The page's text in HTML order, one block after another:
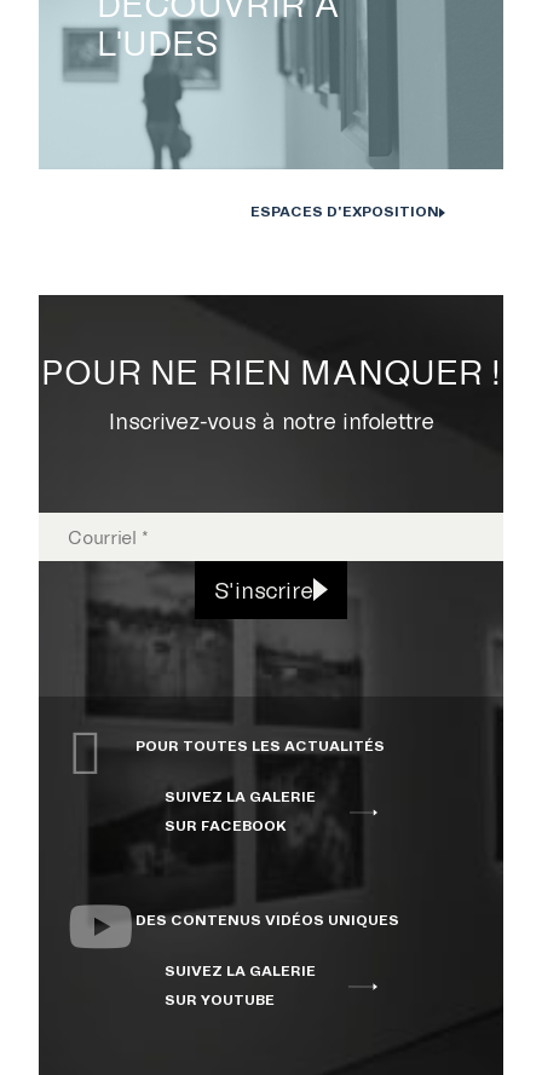
COLLECTION
ÉVÉNEMENTS ET
ACTIVITÉS
CENTRE CULTUREL DE
SHERBROOKE
L'UDES
ESPACES D'EXPOSITION
POUR NE RIEN MANQUER !
Inscrivez-vous à notre infolettre
S'inscrire
POUR TOUTES LES ACTUALITÉS
SUIVEZ LA GALERIE
SUR FACEBOOK
DES CONTENUS VIDÉOS UNIQUES
SUIVEZ LA GALERIE
SUR YOUTUBE